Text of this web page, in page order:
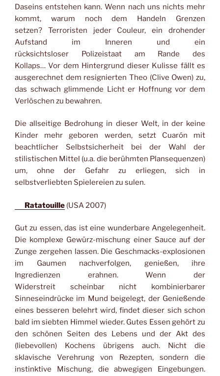
Daseins entstehen kann. Wenn nach uns nichts mehr
kommt, warum noch dem Handeln Grenzen
setzen? Terroristen jeder Couleur, ein drohender
Aufstand im Inneren und ein
rücksichtsloser Polizeistaat am Rande des
Kollaps… Vor dem Hintergrund dieser Kulisse fällt es
ausgerechnet dem resignierten Theo (Clive Owen) zu,
das schwach glimmende Licht er Hoffnung vor dem
Verlöschen zu bewahren.
Die allseitige Bedrohung in dieser Welt, in der keine
Kinder mehr geboren werden, setzt Cuarón mit
beachtlicher Selbstsicherheit bei der Wahl der
stilistischen Mittel (u.a. die berühmten Plansequenzen)
um, ohne der Gefahr zu erliegen, sich in
selbstverliebten Spielereien zu sulen.
Ratatouille (USA 2007)
Gut zu essen, das ist eine wunderbare Angelegenheit.
Die komplexe Gewürz-mischung einer Sauce auf der
Zunge zergehen lassen. Die Geschmacks-explosionen
im Gaumen nachverfolgen, genießen, ihre
Ingredienzen erahnen. Wenn der
Widerstreit scheinbar nicht kombinierbarer
Sinneseindrücke im Mund beigelegt, der Genießende
eines besseren belehrt wird, findet dieser sich schon
bald im siebten Himmel wieder. Gutes Essen gehört zu
den schönen Seiten des Lebens und der Akt des
(liebevollen) Kochens übrigens auch. Nicht die
sklavische Verehrung von Rezepten, sondern die
instinktive Mischung, die abwegigen Eingebungen.